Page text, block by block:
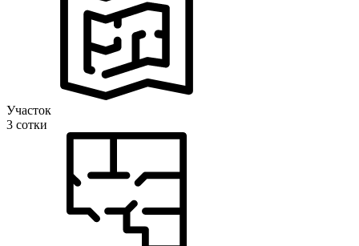
Участок
3 сотки